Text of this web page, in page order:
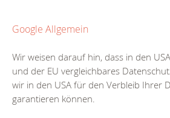
Google Allgemein
Wir weisen darauf hin, dass in den
und der EU vergleichbares
wir in den USA für den Verbleib Ihrer
garantieren können.